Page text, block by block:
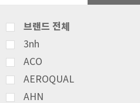
브랜드 전체
3nh
ACO
AEROQUAL
AHN